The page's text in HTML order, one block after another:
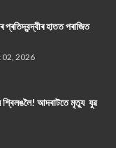
হাতত পৰাজিত
02, 2026
শ্বিলঙলৈ! আদবাটতে মৃত্যু যুৱ